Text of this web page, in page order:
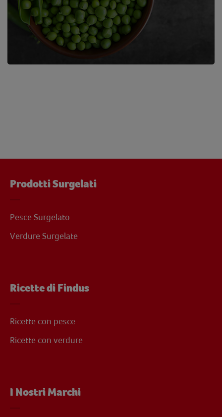
Prodotti Surgelati
Pesce Surgelato
Verdure Surgelate
Ricette di Findus
Ricette con pesce
Ricette con verdure
I Nostri Marchi